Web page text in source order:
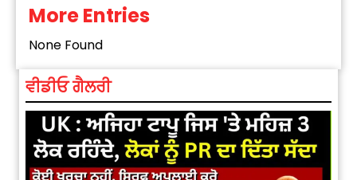
Alternative:
More Entries
None Found
ਵੀਡੀਓ ਗੈਲਰੀ